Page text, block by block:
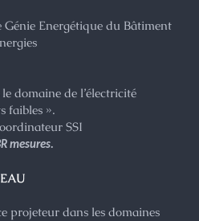
Energétique du Bâtiment
domaine de l’électricité
faibles ».
SSI
mesures.
projeteur dans les domaines